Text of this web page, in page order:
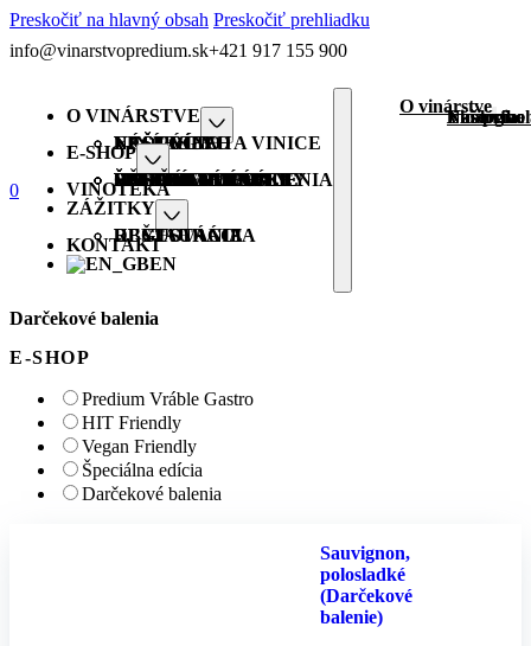
Preskočiť na hlavný obsah Preskočiť prehliadku
info@vinarstvopredium.sk+421 917 155 900
O VINÁRSTVE
NÁŠ PRÍBEH
VINÁRSTVO A VINICE
EKOLÓGIA
NAŠE VÍNO
E-SHOP
VŠETKY PRODUKTY
PREDIUM VRÁBLE
GASTRO VÍNA
BIO ORGANIC
HIT FRIENDLY
VEGAN FRIENDLY
ŠPECIÁLNE EDÍCIE
ŠUMIVÉ
DARČEKOVÉ BALENIA
VINOTÉKA
ZÁŽITKY
DEGUSTÁCIA
UBYTOVANIE
REŠTAURÁCIA
KONTAKT
EN
O vinárstve
Náš
Vinárstvo
Ekológia
Naše víno
0
Darčekové balenia
E-SHOP
Predium Vráble Gastro
HIT Friendly
Vegan Friendly
Špeciálna edícia
Darčekové balenia
Sauvignon,
polosladké
(Darčekové
balenie)